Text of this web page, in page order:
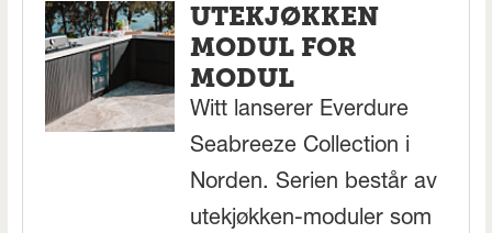
UTEKJØKKEN
MODUL FOR
MODUL
Witt lanserer Everdure
Seabreeze Collection i
Norden. Serien består av
utekjøkken-moduler som